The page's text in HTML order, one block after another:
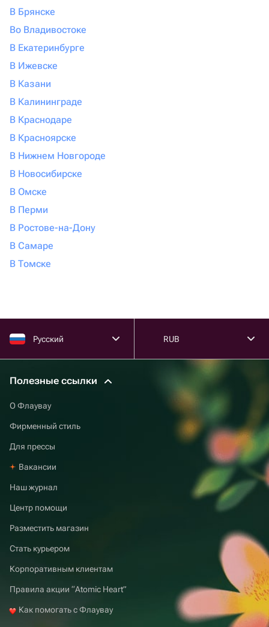
В Брянске
Во Владивостоке
В Екатеринбурге
В Ижевске
В Казани
В Калининграде
В Краснодаре
В Красноярске
В Нижнем Новгороде
В Новосибирске
В Омске
В Перми
В Ростове-на-Дону
В Самаре
В Томске
Русский RUB
Полезные ссылки
О Флаувау
Фирменный стиль
Для прессы
Вакансии
Наш журнал
Центр помощи
Разместить магазин
Стать курьером
Корпоративным клиентам
Правила акции “Atomic Heart”
Как помогать с Флаувау